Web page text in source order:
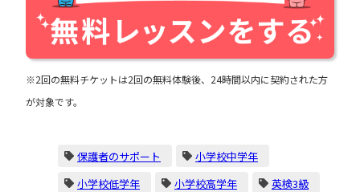
※2回の無料チケットは2回の無料体験後、24時間以内に契約された方
が対象です。
保護者のサポート
小学校中学年
小学校低学年
小学校高学年
英検3級